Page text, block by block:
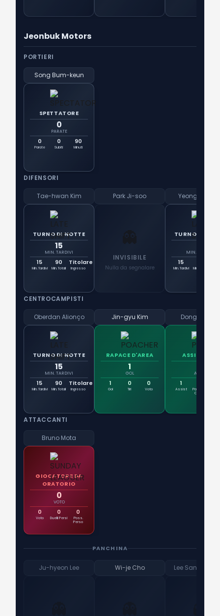
Jeonbuk Motors
PORTIERI
Song Bum-keun
SPETTATORE
0
PARATE
0
Parate
0
Subiti
90
Minuti
DIFENSORI
Tae-hwan Kim
TURNO DI NOTTE
15
MIN. TARDIVI
15
Min. Tardivi
90
Min. Totali
Titolare
Ingresso
Park Ji-soo
INVISIBILE
Nulla da segnalare
Yeong-bin
TURNO DI
MIN. TARDIVI
15
Min. Tardivi Min. Totali
CENTROCAMPISTI
Oberdan Alionço
TURNO DI NOTTE
15
MIN. TARDIVI
15
Min. Tardivi
90
Min. Totali
Titolare
Ingresso
Jin-gyu Kim
RAPACE D'AREA
1
GOL
1
Gol
0
Tiri
0
Voto
Dong-jun Lee
ASSISTMAN
ASSIST
1
Assist
Passaggi
Chiave
ATTACCANTI
Bruno Mota
GIOCATORE DA
ORATORIO
0
VOTO
0
Voto
0
Duelli Persi
0
Poss.
Perso
PANCHINA
Ju-hyeon Lee Wi-je Cho Lee Sang-